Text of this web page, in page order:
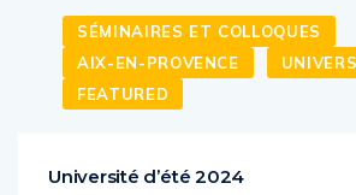
SÉMINAIRES ET COLLOQUES
AIX-EN-PROVENCE
FEATURED
Université d’été 2024